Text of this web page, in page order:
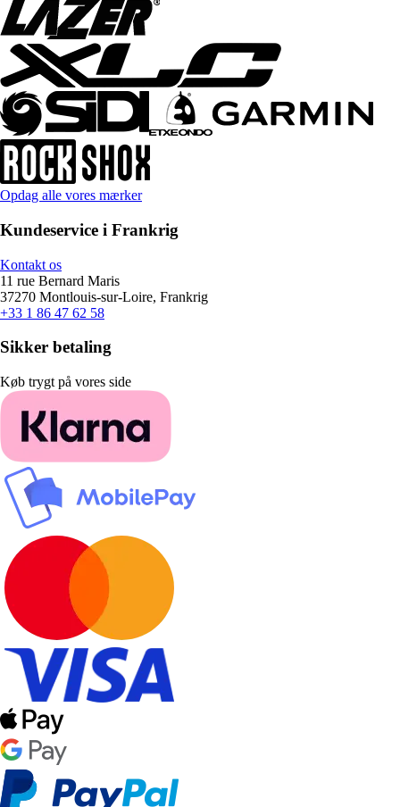
Opdag alle vores mærker
Kundeservice i Frankrig
Kontakt os
11 rue Bernard Maris
37270 Montlouis-sur-Loire, Frankrig
+33 1 86 47 62 58
Sikker betaling
Køb trygt på vores side